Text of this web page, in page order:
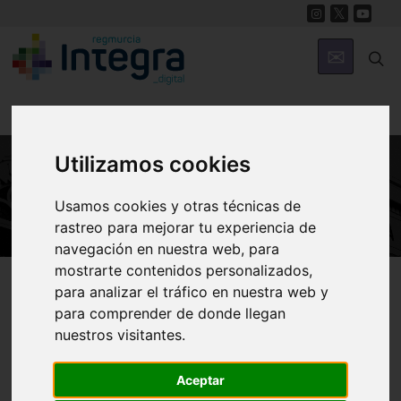
Utilizamos cookies
Usamos cookies y otras técnicas de
rastreo para mejorar tu experiencia de
navegación en nuestra web, para
mostrarte contenidos personalizados,
para analizar el tráfico en nuestra web y
para comprender de donde llegan
nuestros visitantes.
Aceptar
ARTE Y CULTURA
Región de Murcia Digital Arte y Cultura
La Alberca celebra la